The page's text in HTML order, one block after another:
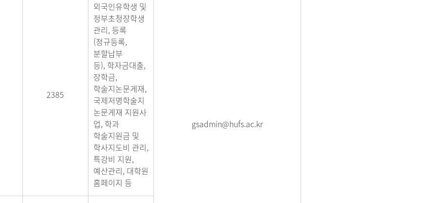
gsadmin@hufs.ac.kr
2385
외국인유학생 및
정부초청장학생
관리, 등록
(정규등록,
분할납부
등), 학자금대출,
장학금,
학술지논문게재,
국제저명학술지
논문게재 지원사
업, 학과
학술지원금 및
학사지도비 관리,
특강비 지원,
예산관리, 대학원
홈페이지 등